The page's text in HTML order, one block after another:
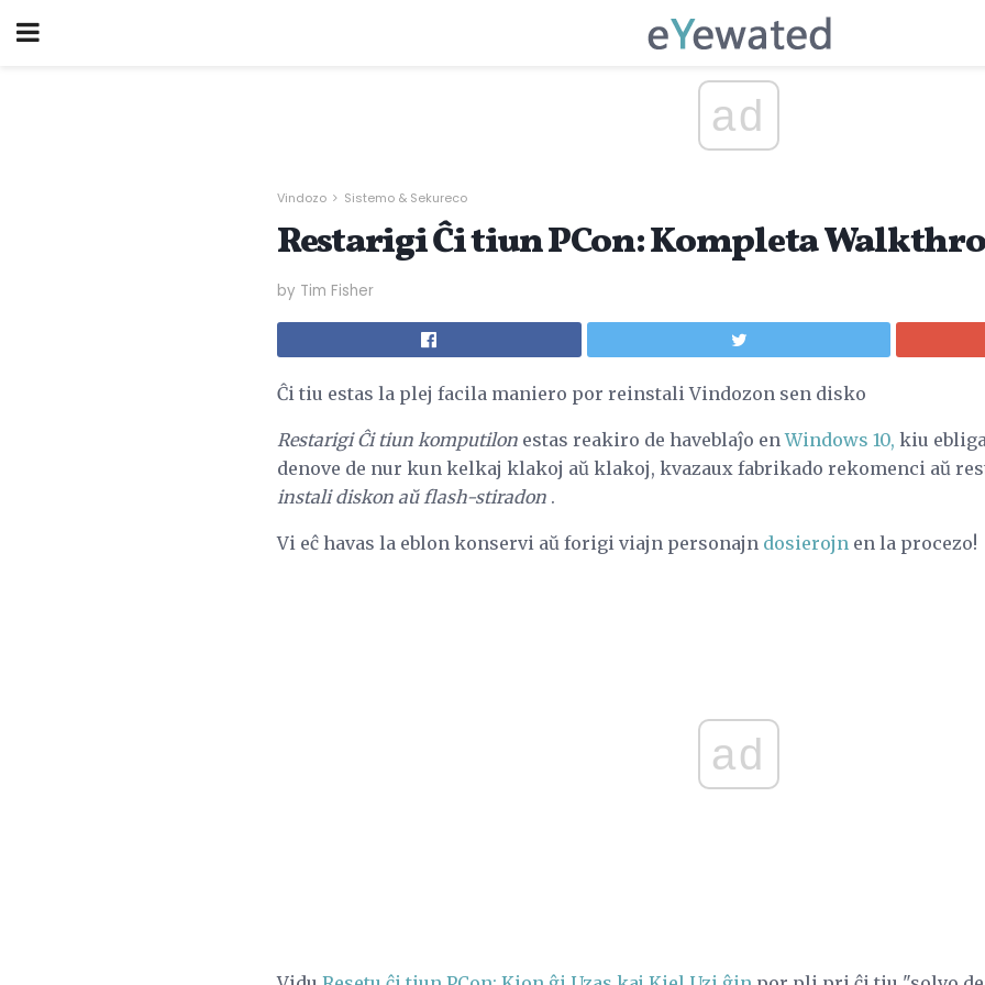
ad
Vindozo Sistemo & Sekureco
Restarigi Ĉi tiun PCon: Kompleta
by Tim Fisher
Ĉi tiu estas la plej facila maniero por reinstali Vindozon sen disko
Restarigi Ĉi tiun komputilon estas reakiro de haveblaĵo enWindows 10, kiu
denove de nur kun kelkaj klakoj aŭ klakoj, kvazaux fabrikado rekomenci aŭ
instali diskon aŭ flash-stiradon .
Vi eĉ havas la eblon konservi aŭ forigi viajn personajn dosierojn en la procezo!
ad